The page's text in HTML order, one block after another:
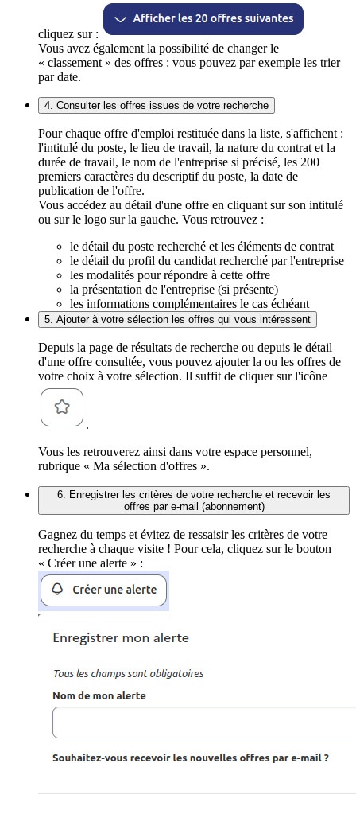
cliquez sur :
Vous avez également la possibilité de changer le
« classement » des offres : vous pouvez par exemple les trier
par date.
4. Consulter les offres issues de votre recherche
Pour chaque offre d'emploi restituée dans la liste, s'affichent :
l'intitulé du poste, le lieu de travail, la nature du contrat et la
durée de travail, le nom de l'entreprise si précisé, les 200
premiers caractères du descriptif du poste, la date de
publication de l'offre.
Vous accédez au détail d'une offre en cliquant sur son intitulé
ou sur le logo sur la gauche. Vous retrouvez :
le détail du poste recherché et les éléments de contrat
le détail du profil du candidat recherché par l'entreprise
les modalités pour répondre à cette offre
la présentation de l'entreprise (si présente)
les informations complémentaires le cas échéant
5. Ajouter à votre sélection les offres qui vous intéressent
Depuis la page de résultats de recherche ou depuis le détail
d'une offre consultée, vous pouvez ajouter la ou les offres de
votre choix à votre sélection. Il suffit de cliquer sur l'icône
.
Vous les retrouverez ainsi dans votre espace personnel,
rubrique « Ma sélection d'offres ».
6. Enregistrer les critères de votre recherche et recevoir les
offres par e-mail (abonnement)
Gagnez du temps et évitez de ressaisir les critères de votre
recherche à chaque visite ! Pour cela, cliquez sur le bouton
« Créer une alerte » :